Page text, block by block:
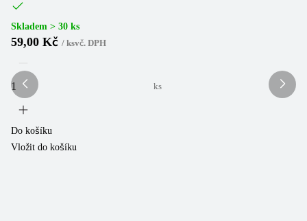
Skladem > 30 ks
59,00 Kč / ksvč. DPH
ks
Do košíku
Vložit do košíku